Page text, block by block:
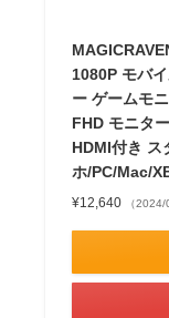
1080P モバ
ー ゲームモ
FHD モニタ
HDMI付き ス
ホ/PC/Mac/
¥12,640 （